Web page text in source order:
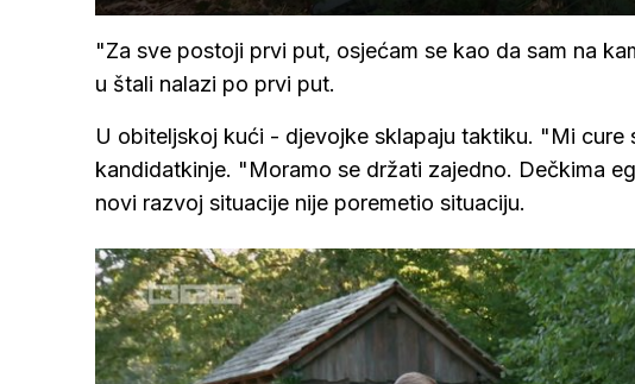
"Za sve postoji prvi put, osjećam se kao da sam na
u štali nalazi po prvi put.
U obiteljskoj kući - djevojke sklapaju taktiku. "Mi
kandidatkinje. "Moramo se držati zajedno. Dečkima
novi razvoj situacije nije poremetio situaciju.